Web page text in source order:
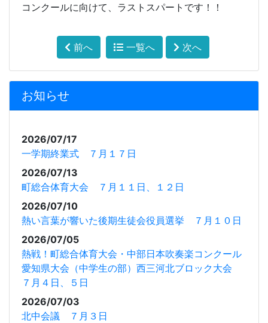
コンクールに向けて、 ラストスパートです！！
前へ 一覧へ 次へ
お知らせ
2026/07/17
一学期終業式 ７月１７日
2026/07/13
町総合体育大会 ７月１１日、１２日
2026/07/10
熱い言葉が響いた後期生徒会役員選挙 ７月１０日
2026/07/05
熱戦！町総合体育大会・中部日本吹奏楽コンクール
愛知県大会（中学生の部）西三河北ブロック大会
７月４日、５日
2026/07/03
北中会議 ７月３日